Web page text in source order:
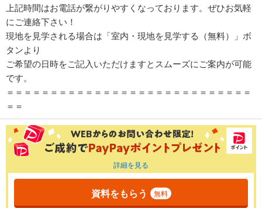
上記時間はお電話が繋がりやすくなっております。ぜひお気軽
にご連絡下さい！
現地を見学される場合は「室内・現地を見学する（無料）」ボ
タンより
ご希望の日時をご記入いただけますとスムーズにご案内が可能
です。
＝＝＝＝＝＝＝＝＝＝＝＝＝＝＝＝＝＝＝＝＝＝＝＝＝＝＝＝
＝＝
詳細を見る
資料をもらう 無料